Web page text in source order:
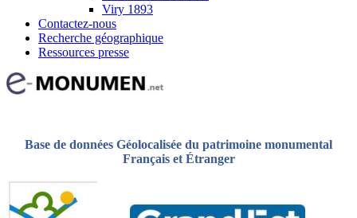
Viry 1893
Contactez-nous
Recherche géographique
Ressources presse
Base de données Géolocalisée du patrimoine monumental
Français et Étranger